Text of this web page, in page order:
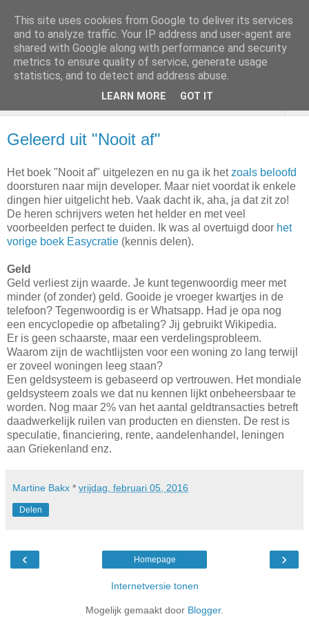
Geleerd uit "Nooit af"
Het boek "Nooit af" uitgelezen en nu ga ik hetzoals beloofd
doorsturen naar mijn developer. Maar niet voordat ik enkele
dingen hier uitgelicht heb. Vaak dacht ik, aha, ja dat zit zo!
De heren schrijvers weten het helder en met veel
voorbeelden perfect te duiden. Ik was al overtuigd door het
vorige boek Easycratie (kennis delen).
Geld
Geld verliest zijn waarde. Je kunt tegenwoordig meer met
minder (of zonder) geld. Gooide je vroeger kwartjes in de
telefoon? Tegenwoordig is er Whatsapp. Had je opa nog
een encyclopedie op afbetaling? Jij gebruikt Wikipedia.
Er is geen schaarste, maar een verdelingsprobleem.
Waarom zijn de wachtlijsten voor een woning zo lang terwijl
er zoveel woningen leeg staan?
Een geldsysteem is gebaseerd op vertrouwen. Het mondiale
geldsysteem zoals we dat nu kennen lijkt onbeheersbaar te
worden. Nog maar 2% van het aantal geldtransacties betreft
daadwerkelijk ruilen van producten en diensten. De rest is
speculatie, financiering, rente, aandelenhandel, leningen
aan Griekenland enz.
Martine Bakx * vrijdag, februari 05, 2016
Delen
‹ ›
Homepage
Internetversie tonen
Mogelijk gemaakt door Blogger.
This site uses cookies from Google to deliver its services
and to analyze traffic. Your IP address and user-agent are
shared with Google along with performance and security
metrics to ensure quality of service, generate usage
statistics, and to detect and address abuse.
LEARN MORE GOT IT